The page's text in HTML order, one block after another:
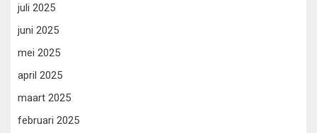
juli 2025
juni 2025
mei 2025
april 2025
maart 2025
februari 2025